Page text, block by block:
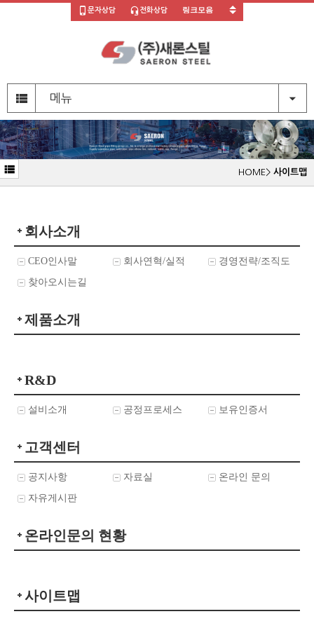
문자상담 전화상담
주
영
역
메뉴
부
메
HOME> 사이트맵
문
영
역
회사소개
CEO인사말 회사연혁/실적
경영전략/조직도
찾아오시는길
제품소개
R&D
설비소개 공정프로세스 보유인증서
고객센터
공지사항 자료실
온라인 문의
자유게시판
온라인문의 현황
사이트맵